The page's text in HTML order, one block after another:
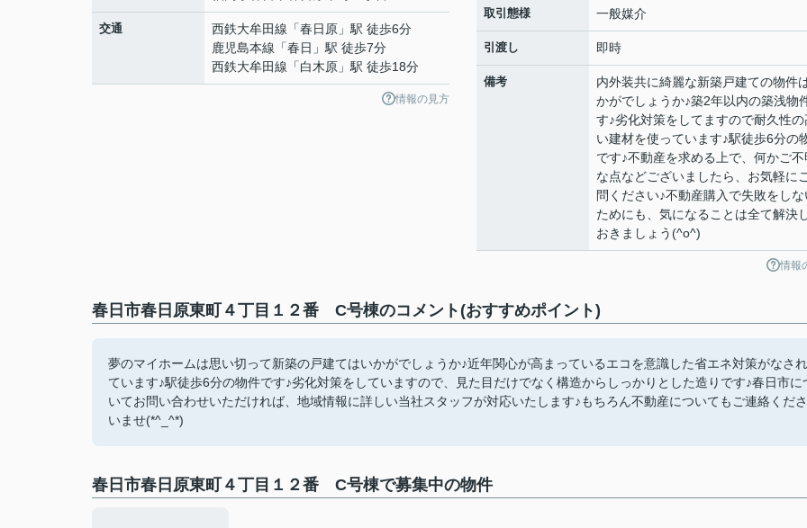
交通 西鉄大牟田線 「春日原 」駅 徒歩6分
鹿児島本線 「春日 」駅 徒歩7分
西鉄大牟田線 「白木原 」駅 徒歩18分
情報の見方
取引態様 一般媒介
引渡し 即時
備考
内外装共に綺麗な新築戸建ての物件
かがでしょうか♪築2年以内の築浅物
す♪劣化対策をしてますので耐久性の
い建材を使っています♪駅徒歩6分の
です♪不動産を求める上で、何かご不
な点などございましたら、お気軽に
問ください♪不動産購入で失敗をしな
ためにも、気になることは全て解決
おきましょう(^o^)
情報
春日市春日原東町４丁目１２番 C号棟のコメント(おすすめポイント)
夢のマイホームは思い切って新築の戸建てはいかがでしょうか♪近年関心が高まっているエコを意識した省エネ対策がなされ
ています♪駅徒歩6分の物件です♪劣化対策をしていますので、見た目だけでなく構造からしっかりとした造りです♪春日市に
いてお問い合わせいただければ、地域情報に詳しい当社スタッフが対応いたします♪もちろん不動産についてもご連絡くださ
いませ(*^_^*)
春日市春日原東町４丁目１２番 C号棟で募集中の物件